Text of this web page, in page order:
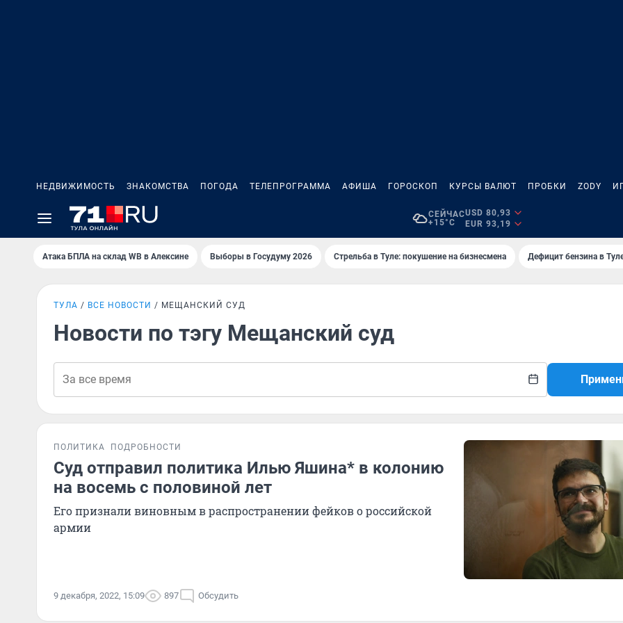
НЕДВИЖИМОСТЬ ЗНАКОМСТВА ПОГОДА ТЕЛЕПРОГРАММА АФИША ГОРОСКОП КУРСЫ ВАЛЮТ ПРОБКИ ZODY
СЕЙЧАС
+15°C
USD 80,93
EUR 93,19
Атака БПЛА на склад WB в Алексине Выборы в Госудуму 2026 Стрельба в Туле: покушение на бизнесмена Дефицит бензина в
ТУЛА ВСЕ НОВОСТИ МЕЩАНСКИЙ СУД
Новости по тэгу Мещанский суд
ПОЛИТИКА ПОДРОБНОСТИ
Суд отправил политика Илью Яшина* в колонию
на восемь с половиной лет
Его признали виновным в распространении фейков о российской
армии
9 декабря, 2022, 15:09 897 Обсудить